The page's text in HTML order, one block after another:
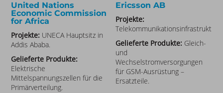
United Nations
Economic Commission
for Africa
Projekte: UNECA Hauptsitz in
Addis Ababa.
Gelieferte Produkte:
Elektrische
Mittelspannungszellen für die
Primärverteilung.
Ericsson AB
Projekte:
Telekommunikationsinfrastruktur.
Gelieferte Produkte: Gleich-
und
Wechselstromversorgungen
für GSM-Ausrüstung –
Ersatzteile.